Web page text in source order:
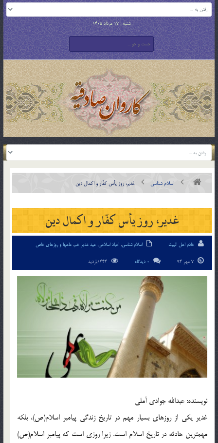
شنبه , 17 مرداد 1405
اسلام شناسی غدير، روز يأس كفّار و اكمال دين‏
غدير، روز يأس كفّار و اكمال دين‏
خادم اهل البیت اسلام شناسی, اعیاد اسلامی,عید غدیر خم, ماهها و روزهای خاص
0 دیدگاه
نويسنده: عبدالله جوادى آملى
غدير يكى از روزهاى بسيار مهم در تاريخ زندگى پيامبر اسلام(ص)، بلكه
مهمترين حادثه در تاريخ اسلام است. زيرا روزى است كه پيامبر اسلام(ص)